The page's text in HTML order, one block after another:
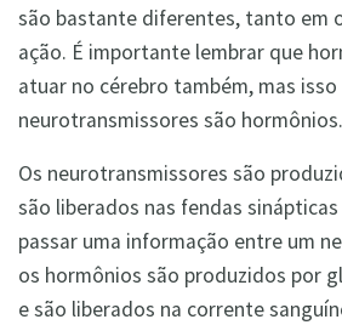
são bastante diferentes, tanto em
ação. É importante lembrar que
atuar no cérebro também, mas
neurotransmissores são hormônios.
Os neurotransmissores são
são liberados nas fendas
passar uma informação entre um
os hormônios são produzidos por
e são liberados na corrente